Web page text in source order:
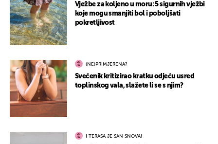
Vježbe za koljeno u moru: 5 sigurnih vježbi
koje mogu smanjiti bol i poboljšati
pokretljivost
(NE)PRIMJERENA?
Svećenik kritizirao kratku odjeću usred
toplinskog vala, slažete li se s njim?
I TERASA JE SAN SNOVA!